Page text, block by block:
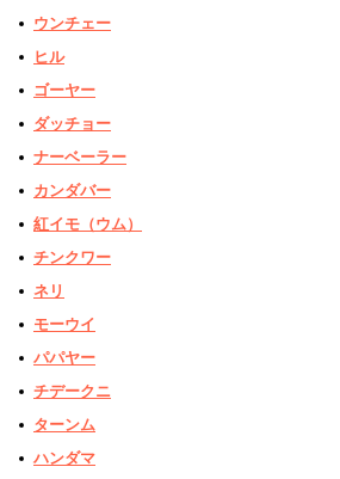
ウンチェー
ヒル
ゴーヤー
ダッチョー
ナーベーラー
カンダバー
紅イモ（ウム）
チンクワー
ネリ
モーウイ
パパヤー
チデークニ
ターンム
ハンダマ